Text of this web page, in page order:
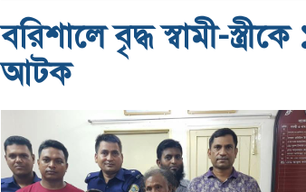
বরিশালে বৃদ্ধ স্বামী-
আটক